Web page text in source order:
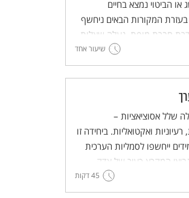
או הביטוי נמצא בחיים
בעזרת המקורות הבאים ניחשף
חברת מופת, נעלה שאלות
מנוגדות ליצירת חברת
שיעור אחד
שלל אסוציאציות –
ואקטואליות. ביחידה זו
ייחשפו לסמליות הערכית
המקרא כעיר של צדק,
לימוד הקטעים מהנבואות
ההבנה של משמעותה הסמלית
45 דקות